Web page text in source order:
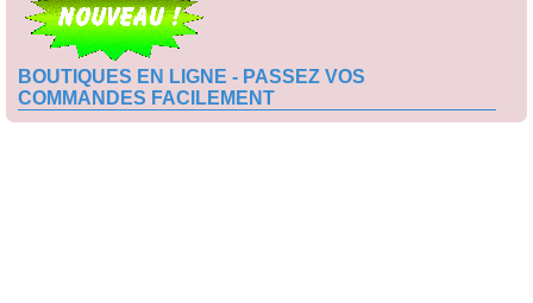
BOUTIQUES EN LIGNE - PASSEZ VOS
COMMANDES FACILEMENT